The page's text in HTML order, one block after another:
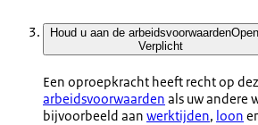
Houd u aan de arbeidsvoorwaarden
Verplicht
Een oproepkracht heeft recht op
arbeidsvoorwaarden als uw andere
bijvoorbeeld aan werktijden, loon